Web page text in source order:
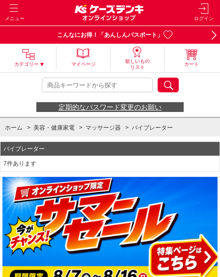
メニュー ログイン
こんなにお得！「あんしんパスポート」
カテゴリー マイページ
欲しいもの
リスト
カート
定期的なパスワード変更のお願い
ホーム > 美容・健康家電 > マッサージ器 > バイブレーター
バイブレーター
7件あります